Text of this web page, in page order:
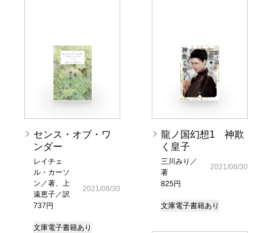
センス・オブ・ワ
ンダー
レイチェ
ル・カーソ
ン／著、上
遠恵子／訳
737円
2021/08/30
文庫電子書籍あり
龍ノ国幻想1 神欺
く皇子
三川みり／
著
825円
2021/08/30
文庫電子書籍あり